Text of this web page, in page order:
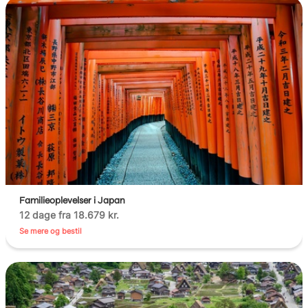
Familieoplevelser i Japan
12 dage fra 18.679 kr.
Se mere og bestil